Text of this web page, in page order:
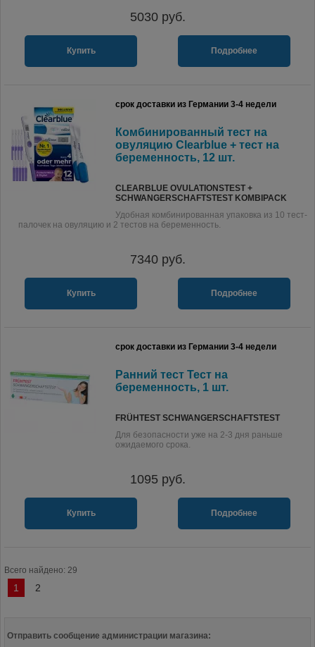
5030руб.
Купить Подробнее
срок доставки из Германии 3-4 недели
Комбинированный тест на
овуляцию Clearblue + тест на
беременность, 12 шт.
CLEARBLUE OVULATIONSTEST +
SCHWANGERSCHAFTSTEST KOMBIPACK
Удобная комбинированная упаковка из 10 тест-
палочек на овуляцию и 2 тестов на беременность.
7340руб.
Купить Подробнее
срок доставки из Германии 3-4 недели
Ранний тест Тест на
беременность, 1 шт.
FRÜHTEST SCHWANGERSCHAFTSTEST
Для безопасности уже на 2-3 дня раньше
ожидаемого срока.
1095 руб.
Купить Подробнее
Всего найдено: 29
1 2
Отправить сообщение администрации магазина: